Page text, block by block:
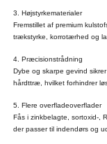
3. Højstyrkematerialer
Fremstillet af premium
trækstyrke, korrotærhed og
4. Præcisionstrådning
Dybe og skarpe gevind
hårdttræ, hvilket forhindrer
5. Flere overfladeoverflader
Fås i zinkbelagte, sortoxid-,
der passer til indendørs og